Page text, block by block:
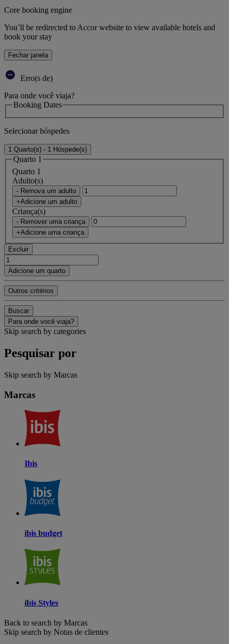
Core booking engine
You’ll be redirected to Accor website to view available hotels and
book your stay
Fechar janela
Erro(s de)
Para onde você viaja?
Booking Dates
Selecionar hóspedes
1 Quarto(s) - 1 Hóspede(s)
Quarto 1
Quarto 1
Adulto(s)
- Remova um adulto
+Adicione um adulto
Criança(s)
- Remover uma criança
+Adicione uma criança
Excluir
Adicione um quarto
Outros critérios
Buscar
Para onde você viaja?
Skip search by categories
Pesquisar por
Skip search by Marcas
Marcas
Ibis
ibis budget
ibis Styles
Back to search by Marcas
Skip search by Notas de clientes